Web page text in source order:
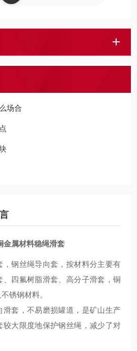
场合
金属材料稳绳滑套
，钢丝绳导向套，按材料分主要有
四氟树脂滑套、高分子滑套，铜
不锈钢材料。
滑套，不易磨损罐道，是矿山生产
较大限度地保护钢丝绳，减少了对